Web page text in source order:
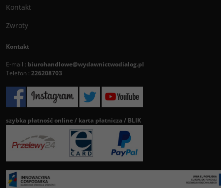
Kontakt
Zwroty
Kontakt
E-mail : biurohandlowe@wydawnictwodialog.pl
Telefon : 226208703
szybka płatność online / karta płatnicza / BLIK